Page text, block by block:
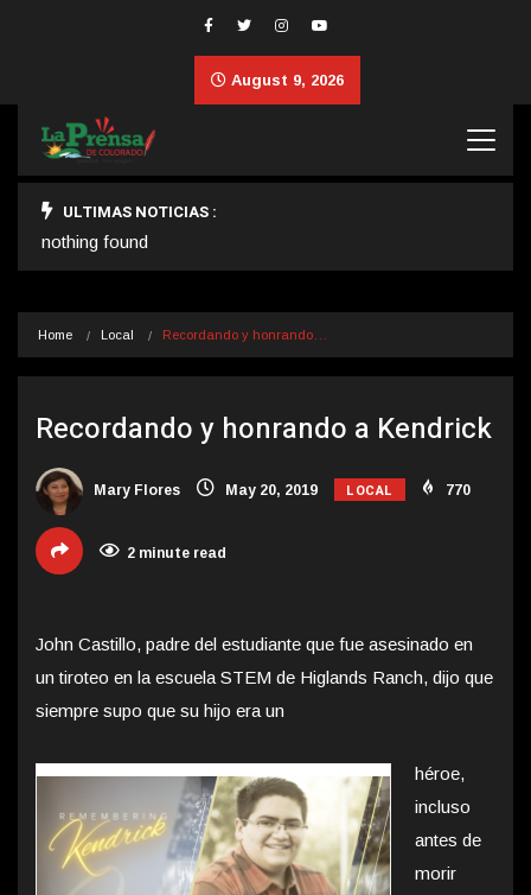
August 9, 2026
ULTIMAS NOTICIAS :
nothing found
Home Local Recordando y honrando…
Recordando y honrando a Kendrick
Mary Flores May 20, 2019 LOCAL 770
2 minute read
John Castillo, padre del estudiante que fue asesinado en
un tiroteo en la escuela STEM de Higlands Ranch, dijo que
siempre supo que su hijo era un
héroe,
incluso
antes de
morir